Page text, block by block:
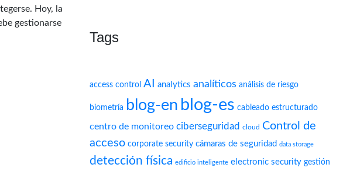
Hoy, la
gestionarse
Tags
access control AI analytics analíticos análisis de riesgo
biometría blog-en blog-es cableado estructurado
centro de monitoreo ciberseguridad cloud Control de
acceso corporate security cámaras de seguridad data storage
detección física edificio inteligente electronic security gestión